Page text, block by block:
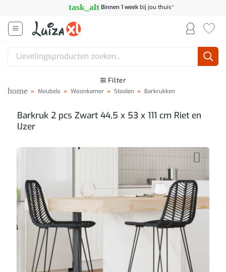
inhoud
task_alt Binnen 1 weekbij jou thuis*
Zoeken
Filter
home » Meubels » Woonkamer » Stoelen » Barkrukken
Barkruk 2 pcs Zwart 44,5 x 53 x 111 cm Riet en
IJzer